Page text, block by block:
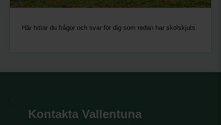
Här hittar du frågor och svar för dig som redan har skolskjuts.
Kontakta Vallentuna